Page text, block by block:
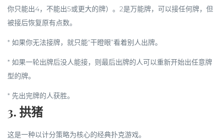
你只能出4，不能出5或更大的牌）。2是万能牌，可以接任何牌，但
被接后恢复原有点数。
* 如果你无法接牌，就只能“干瞪眼”看着别人出牌。
* 如果一轮出牌后没人能接，则最后出牌的人可以重新开始出任意牌
型的牌。
* 先出完牌的人获胜。
3.拱猪
这是一种以计分策略为核心的经典扑克游戏。